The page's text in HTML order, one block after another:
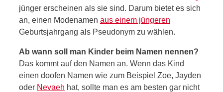
jünger erscheinen als sie sind. Darum bietet es sich
an, einen Modenamen aus einem jüngeren
Geburtsjahrgang als Pseudonym zu wählen.
Ab wann soll man Kinder beim Namen nennen?
Das kommt auf den Namen an. Wenn das Kind
einen doofen Namen wie zum Beispiel Zoe, Jayden
oder Nevaeh hat, sollte man es am besten gar nicht